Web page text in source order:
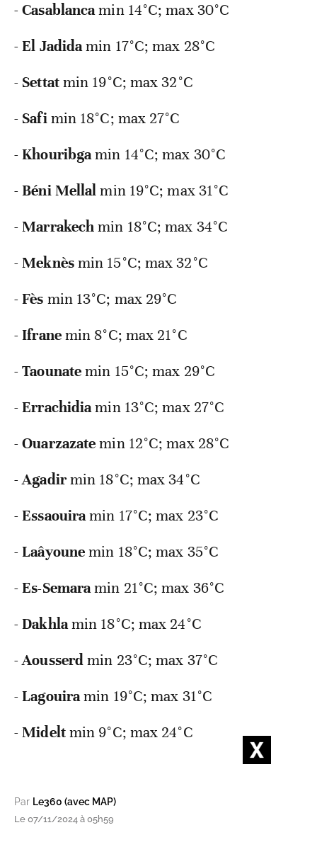
-Casablancamin 14°C; max 30°C
-El Jadidamin 17°C; max 28°C
- Settatmin 19°C; max 32°C
- Safimin 18°C; max 27°C
-Khouribgamin 14°C; max 30°C
-Béni Mellalmin 19°C; max 31°C
-Marrakechmin 18°C; max 34°C
-Meknèsmin 15°C; max 32°C
-Fès min 13°C; max 29°C
-Ifranemin 8°C; max 21°C
-Taounatemin 15°C; max 29°C
-Errachidiamin 13°C; max 27°C
-Ouarzazatemin 12°C; max 28°C
-Agadirmin 18°C; max 34°C
-Essaouiramin 17°C; max 23°C
-Laâyounemin 18°C; max 35°C
-Es-Semaramin 21°C; max 36°C
-Dakhlamin 18°C; max 24°C
-Aousserdmin 23°C; max 37°C
-Lagouiramin 19°C; max 31°C
-Mideltmin 9°C; max 24°C
Par Le360 (avec MAP)
Le 07/11/2024 à 05h59